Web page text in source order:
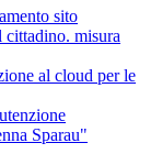
sito
misura
al cloud per le
Sparau"